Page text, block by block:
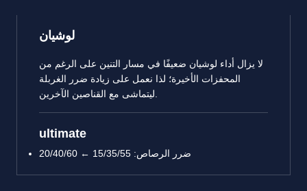
لوشيان
لا يزال أداء لوشيان ضعيفًا في مسار التنين على الرغم من
المحفزات الأخيرة؛ لذا نعمل على زيادة ضرر الغربلة
ultimate
ضرر الرصاص: 15/35/55 ← 20/40/60